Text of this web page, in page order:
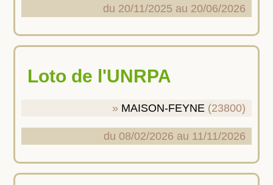
du 20/11/2025 au 20/06/2026
Loto de l'UNRPA
MAISON-FEYNE (23800)
du 08/02/2026 au 11/11/2026